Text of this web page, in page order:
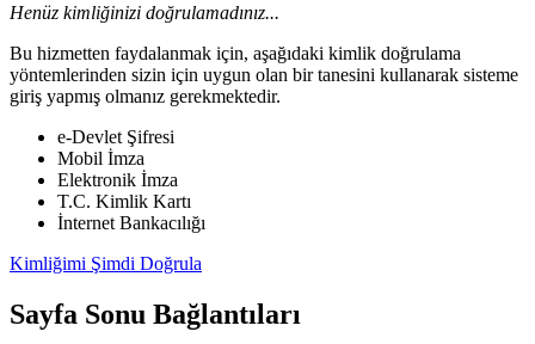
Henüz kimliğinizi doğrulamadınız...
Bu hizmetten faydalanmak için, aşağıdaki kimlik doğrulama
yöntemlerinden sizin için uygun olan bir tanesini kullanarak sisteme
giriş yapmış olmanız gerekmektedir.
e-Devlet Şifresi
Mobil İmza
Elektronik İmza
T.C. Kimlik Kartı
İnternet Bankacılığı
Kimliğimi Şimdi Doğrula
Sayfa Sonu Bağlantıları